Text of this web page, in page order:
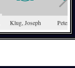
Klug, Joseph Peter